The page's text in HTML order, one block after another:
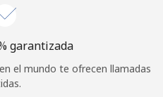
garantizada
el mundo te ofrecen llamadas